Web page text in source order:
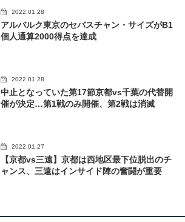
2022.01.28
アルバルク東京のセバスチャン・サイズがB1
個人通算2000得点を達成
2022.01.28
中止となっていた第17節京都vs千葉の代替開
催が決定…第1戦のみ開催、第2戦は消滅
2022.01.27
【京都vs三遠】京都は西地区最下位脱出のチ
ャンス、三遠はインサイド陣の奮闘が重要